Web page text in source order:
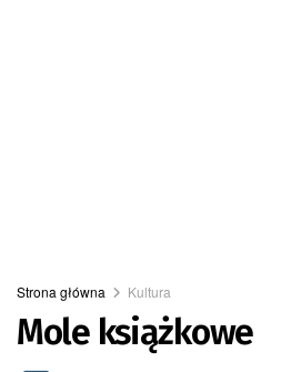
Strona główna Kultura
Mole książkowe